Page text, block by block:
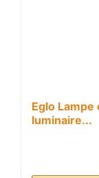
Eglo Lampe
luminaire...